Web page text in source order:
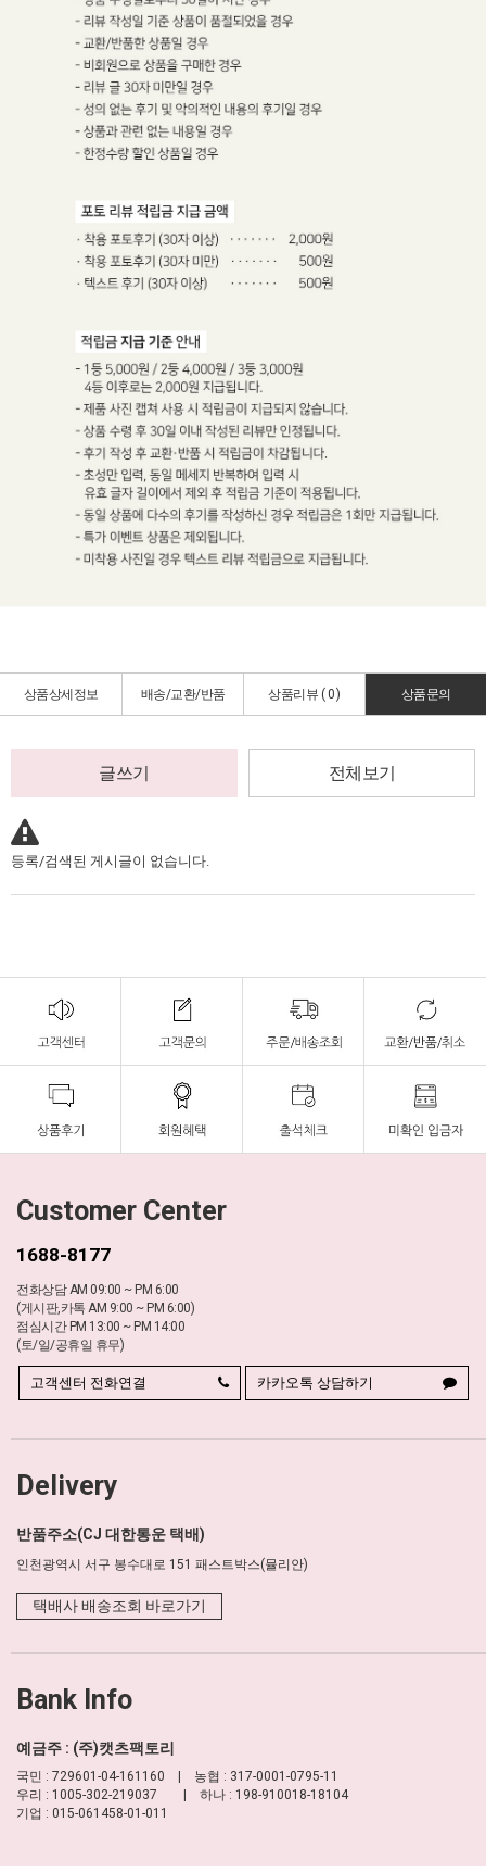
상품상세정보 배송/교환/반품 상품리뷰 ( 0) 상품문의
글쓰기 전체보기
등록/검색된 게시글이 없습니다.
Customer Center
1688-8177
전화상담 AM 09:00 ~ PM 6:00
(게시판,카톡 AM 9:00 ~ PM 6:00)
점심시간 PM 13:00 ~ PM 14:00
(토/일/공휴일 휴무)
고객센터 전화연결 카카오톡 상담하기
Delivery
반품주소(CJ 대한통운 택배)
인천광역시 서구 봉수대로 151 패스트박스(뮬리안)
택배사 배송조회 바로가기
Bank Info
예금주 : (주)캣츠팩토리
국민 : 729601-04-161160 | 농협 : 317-0001-0795-11
우리 : 1005-302-219037 | 하나 : 198-910018-18104
기업 : 015-061458-01-011